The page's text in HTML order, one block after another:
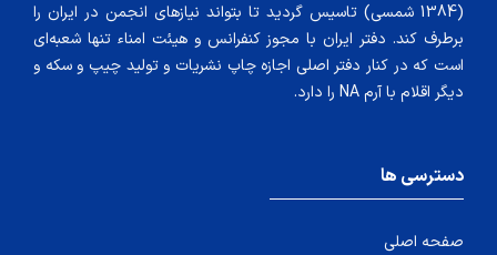
(1384 شمسی) تاسیس گردید تا بتواند نیازهای انجمن در ایران را
برطرف کند. دفتر ایران با مجوز کنفرانس و هیئت امناء تنها شعبه‌ای
است که در کنار دفتر اصلی اجازه چاپ نشریات و تولید چیپ و سکه و
دیگر اقلام با آرم NA را دارد.
دسترسی ها
صفحه اصلی